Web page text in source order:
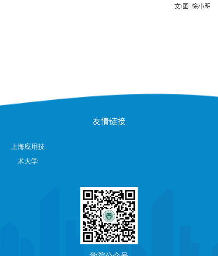
文\图 徐小明
友情链接
上海应用技
术大学